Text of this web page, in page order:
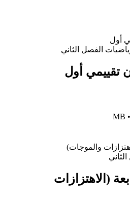
الفصل الثاني
تقييمي أول
(الاهتزازات